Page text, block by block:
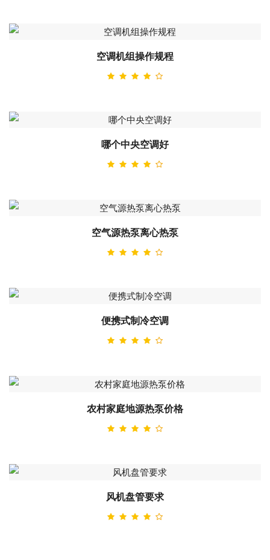
空调机组操作规程
哪个中央空调好
空气源热泵离心热泵
便携式制冷空调
农村家庭地源热泵价格
风机盘管要求